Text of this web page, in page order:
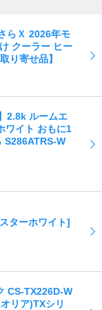
らＸ 2026年モ
クーラー ヒー
り寄せ品】
2.8k ルームエ
ワイト おもに1
S286ATRS-W
ターホワイト]
CS-TX226D-W
リア)TXシリ